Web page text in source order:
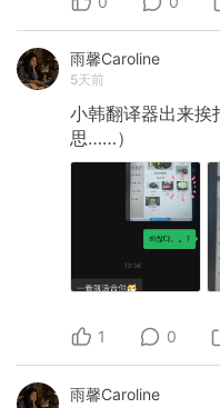
雨馨Caroline
5天前
小韩翻译器出来挨
思……）
1 0
雨馨Caroline